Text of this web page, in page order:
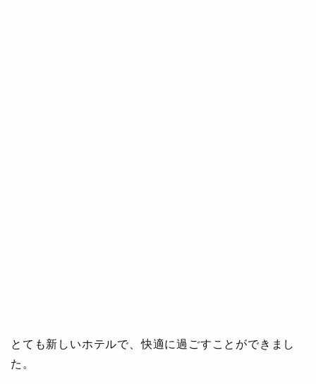
とても新しいホテルで、快適に過ごすことができまし
た。